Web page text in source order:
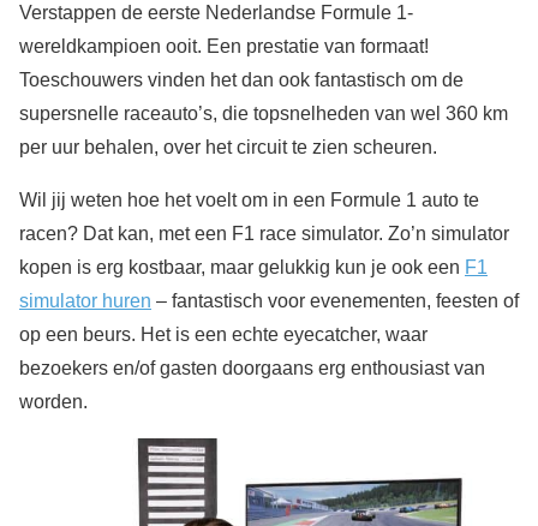
Verstappen de eerste Nederlandse Formule 1-
wereldkampioen ooit. Een prestatie van formaat!
Toeschouwers vinden het dan ook fantastisch om de
supersnelle raceauto’s, die topsnelheden van wel 360 km
per uur behalen, over het circuit te zien scheuren.
Wil jij weten hoe het voelt om in een Formule 1 auto te
racen? Dat kan, met een F1 race simulator. Zo’n simulator
kopen is erg kostbaar, maar gelukkig kun je ook een F1
simulator huren – fantastisch voor evenementen, feesten of
op een beurs. Het is een echte eyecatcher, waar
bezoekers en/of gasten doorgaans erg enthousiast van
worden.